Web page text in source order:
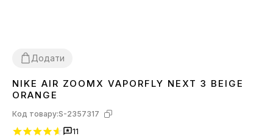
Додати
3637 38 39 404445
NIKE AIR ZOOMX VAPORFLY NEXT 3 BEIGE
ORANGE
Код товару:S-2357317
11